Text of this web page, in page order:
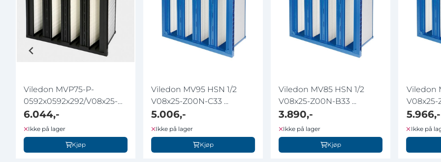
Viledon MVP75-P-
0592x0592x292/V08x25-
Z00N
6.044,-
Ikke på lager
Kjøp
Viledon MV95 HSN 1/2
V08x25-Z00N-C33 ...
5.006,-
Ikke på lager
Kjøp
Viledon MV85 HSN 1/2
V08x25-Z00N-B33 ...
3.890,-
Ikke på lager
Kjøp
Viledon
V08x25-
5.966,-
Ikke på